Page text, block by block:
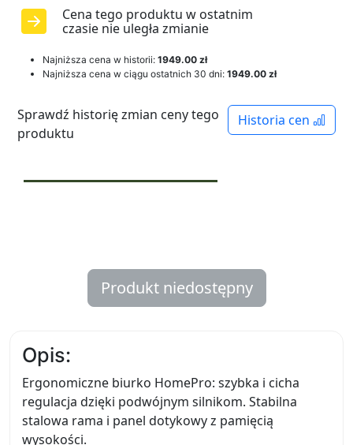
Cena tego produktu w ostatnim
czasie nie uległa zmianie
Najniższa cena w historii: 1949.00 zł
Najniższa cena w ciągu ostatnich 30 dni: 1949.00 zł
Historia cen
Sprawdź historię zmian ceny tego
produktu
Produkt niedostępny
Opis:
Ergonomiczne biurko HomePro: szybka i cicha
regulacja dzięki podwójnym silnikom. Stabilna
stalowa rama i panel dotykowy z pamięcią
wysokości.